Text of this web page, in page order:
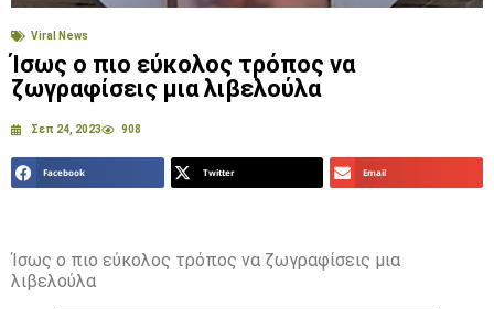
Viral News
Ίσως ο πιο εύκολος τρόπος να
ζωγραφίσεις μια λιβελούλα
Σεπ 24, 2023 908
Facebook Twitter Email
Ίσως ο πιο εύκολος τρόπος να ζωγραφίσεις μια
λιβελούλα